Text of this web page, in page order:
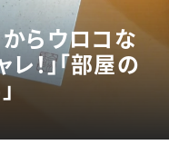
からウロコな
！」「部屋の